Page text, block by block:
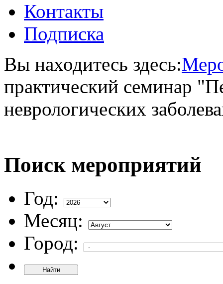
Контакты
Подписка
Вы находитесь здесь:
практический семинар
неврологических
Поиск мероприятий
Год:
Месяц:
Город:
Найти